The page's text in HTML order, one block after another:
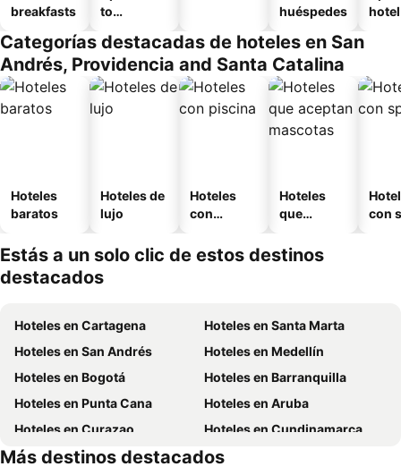
breakfasts
to
o
huéspedes
hotel
Categorías destacadas de hoteles en San
Andrés, Providencia and Santa Catalina
Hoteles
baratos
Hoteles de
lujo
Hoteles
con
Hoteles
que
mascotas
con
Estás a un solo clic de estos destinos
destacados
Hoteles en Cartagena
Hoteles en Santa Marta
Hoteles en San Andrés
Hoteles en Medellín
Hoteles en Bogotá
Hoteles en Barranquilla
Hoteles en Punta Cana
Hoteles en Aruba
Hoteles en Curazao
Hoteles en Cundinamarca
Hoteles en San Andrés, Providencia and Santa Catalina
Hoteles en Panamá
Más destinos destacados